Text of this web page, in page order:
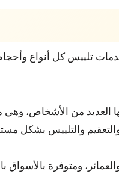
تلييس كل أنواع
العديد من الأشخاص،
والتعقيم والتلييس بشكل
ومتوفرة بالأسواق